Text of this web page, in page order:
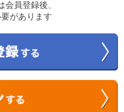
員登録後、
があります